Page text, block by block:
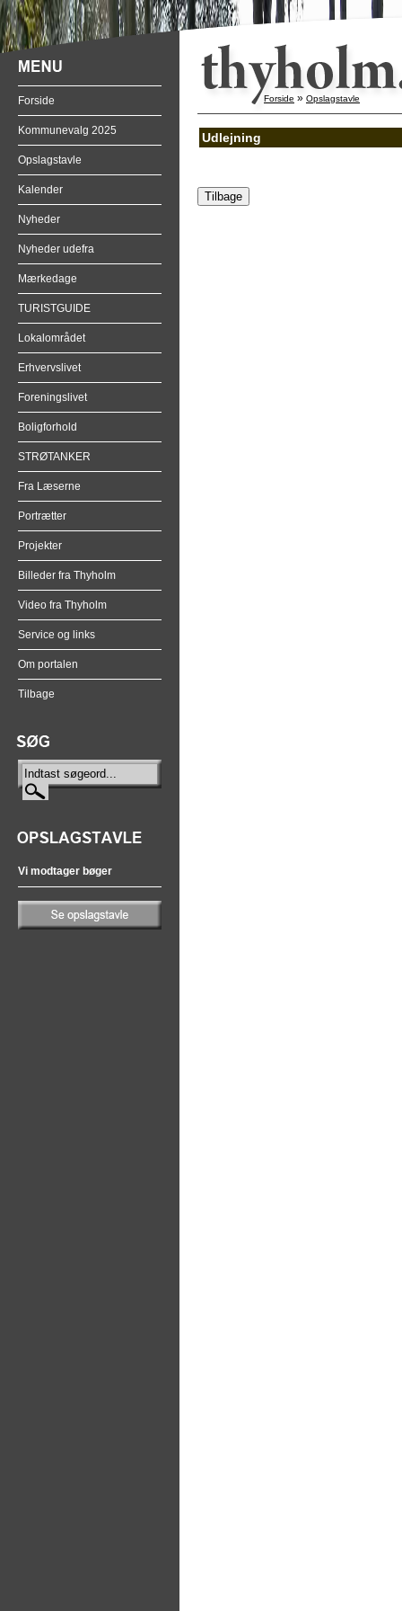
Forside
Kommunevalg 2025
Opslagstavle
Kalender
Nyheder
Nyheder udefra
Mærkedage
TURISTGUIDE
Lokalområdet
Erhvervslivet
Foreningslivet
Boligforhold
STRØTANKER
Fra Læserne
Portrætter
Projekter
Billeder fra Thyholm
Video fra Thyholm
Service og links
Om portalen
Tilbage
Vi modtager bøger
Forside » Opslagstavle
Udlejning